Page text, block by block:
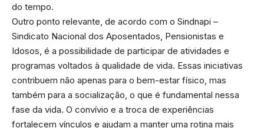
do tempo.
Outro ponto relevante, de acordo com o Sindnapi –
Sindicato Nacional dos Aposentados, Pensionistas e
Idosos, é a possibilidade de participar de atividades e
programas voltados à qualidade de vida. Essas iniciativas
contribuem não apenas para o bem-estar físico, mas
também para a socialização, o que é fundamental nessa
fase da vida. O convívio e a troca de experiências
fortalecem vínculos e ajudam a manter uma rotina mais